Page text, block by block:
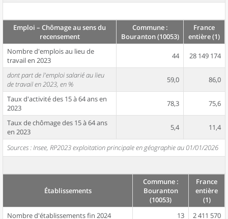
Emploi – Chômage au sens du
recensement
Commune :
Bouranton (10053)
France
entière (1)
Nombre d'emplois au lieu de
travail en 2023
44 28 149 174
dont part de l'emploi salarié au lieu
de travail en 2023, en %
59,0 86,0
Taux d'activité des 15 à 64 ans en
2023
78,3 75,6
Taux de chômage des 15 à 64 ans
en 2023
5,4 11,4
Sources : Insee, RP2023 exploitation principale en géographie au 01/01/2026
Établissements
Commune :
Bouranton
(10053)
France
entière
(1)
Nombre d'établissements fin 2024
13
2 411 570